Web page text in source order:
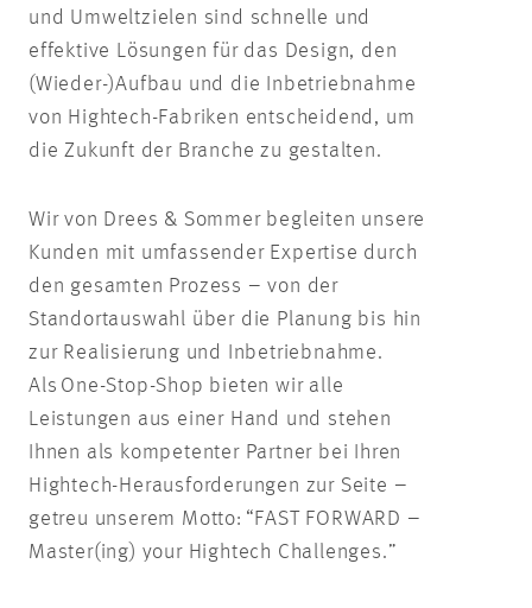
und Umweltzielen sind schnelle und
effektive Lösungen für das Design, den
(Wieder-)Aufbau und die Inbetriebnahme
von Hightech-Fabriken entscheidend, um
die Zukunft der Branche zu gestalten.
Wir von Drees & Sommer begleiten unsere
Kunden mit umfassender Expertise durch
den gesamten Prozess – von der
Standortauswahl über die Planung bis hin
zur Realisierung und Inbetriebnahme.
Als One-Stop-Shop bieten wir alle
Leistungen aus einer Hand und stehen
Ihnen als kompetenter Partner bei Ihren
Hightech-Herausforderungen zur Seite –
getreu unserem Motto: “FAST FORWARD –
Master(ing) your Hightech Challenges.”